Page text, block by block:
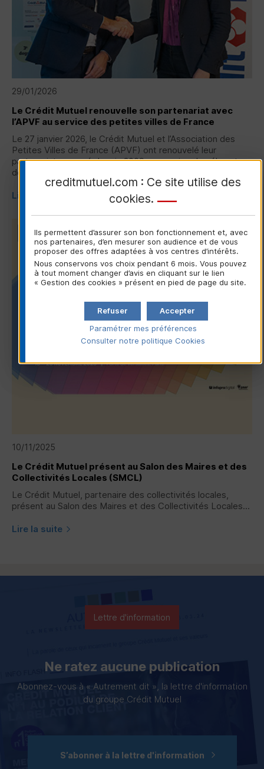
29/01/2026
Le Crédit Mutuel renouvelle son partenariat avec
l’APVF au service des petites villes de France
Le 27 janvier 2026, le Crédit Mutuel et l’Association des
Petites Villes de France (APVF) ont renouvelé leur
partenariat, engagé depuis 2009, au service des élus et
des territoires...
Lire la suite
10/11/2025
Le Crédit Mutuel présent au Salon des Maires et des
Collectivités Locales (SMCL)
Le Crédit Mutuel, partenaire des collectivités locales,
présent au Salon des Maires et des Collectivités Locales...
Lire la suite
LOGEMENTS ET COLLECTIVITÉS LOCALES
Lettre d'information
Ne ratez aucune publication
Abonnez-vous à « Autrement dit », la lettre d'information
du groupe Crédit Mutuel
S’abonner à la lettre d'information
creditmutuel.com : Ce site utilise des
cookies.
Ils permettent d’assurer son bon fonctionnement et, avec
nos partenaires, d’en mesurer son audience et de vous
proposer des offres adaptées à vos centres d’intérêts.
Nous conservons vos choix pendant 6 mois. Vous pouvez
à tout moment changer d’avis en cliquant sur le lien
« Gestion des cookies » présent en pied de page du site.
Accepter
Refuser
Paramétrer mes préférences
Consulter notre politique Cookies